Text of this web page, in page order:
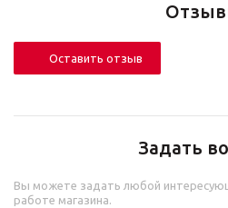
Оставить отзыв
Задать
Вы можете задать любой
работе магазина.